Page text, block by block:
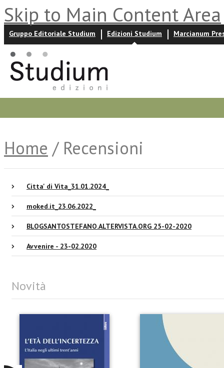
Skip to Main Content Area
Gruppo Editoriale Studium Edizioni Studium Marcianum
Home / Recensioni
Citta' di Vita_31.01.2024_
moked.it_23.06.2022_
BLOGSANTOSTEFANO.ALTERVISTA.ORG 25-02-2020
Avvenire - 23-02.2020
Novità